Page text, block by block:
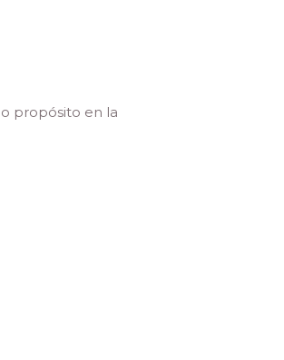
propósito en la